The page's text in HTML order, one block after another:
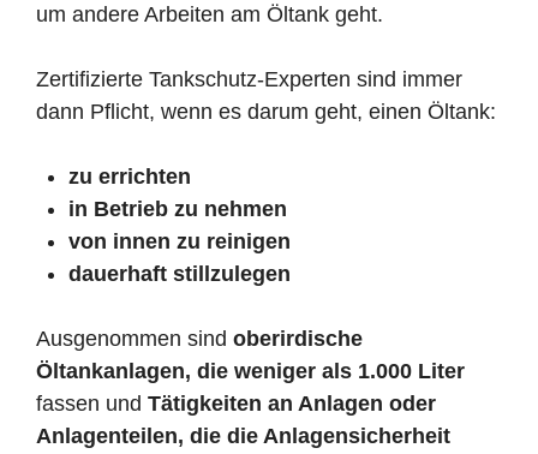
um andere Arbeiten am Öltank geht.
Zertifizierte Tankschutz-Experten sind immer
dann Pflicht, wenn es darum geht, einen Öltank:
zu errichten
in Betrieb zu nehmen
von innen zu reinigen
dauerhaft stillzulegen
Ausgenommen sind oberirdische
Öltankanlagen, die weniger als 1.000 Liter
fassen und Tätigkeiten an Anlagen oder
Anlagenteilen, die die Anlagensicherheit